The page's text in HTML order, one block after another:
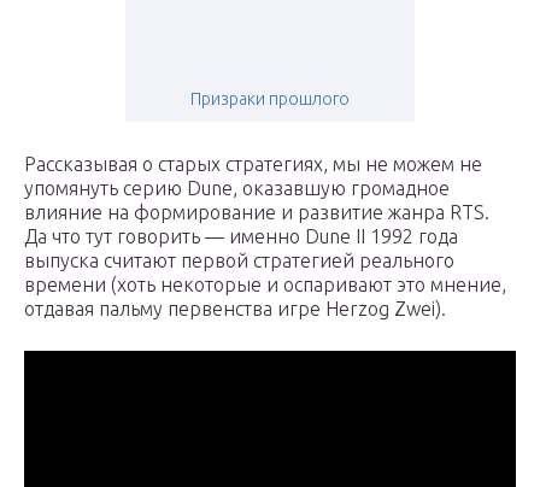
Призраки прошлого
Рассказывая о старых стратегиях, мы не можем не
упомянуть серию Dune, оказавшую громадное
влияние на формирование и развитие жанра RTS.
Да что тут говорить — именно Dune II 1992 года
выпуска считают первой стратегией реального
времени (хоть некоторые и оспаривают это мнение,
отдавая пальму первенства игре Herzog Zwei).